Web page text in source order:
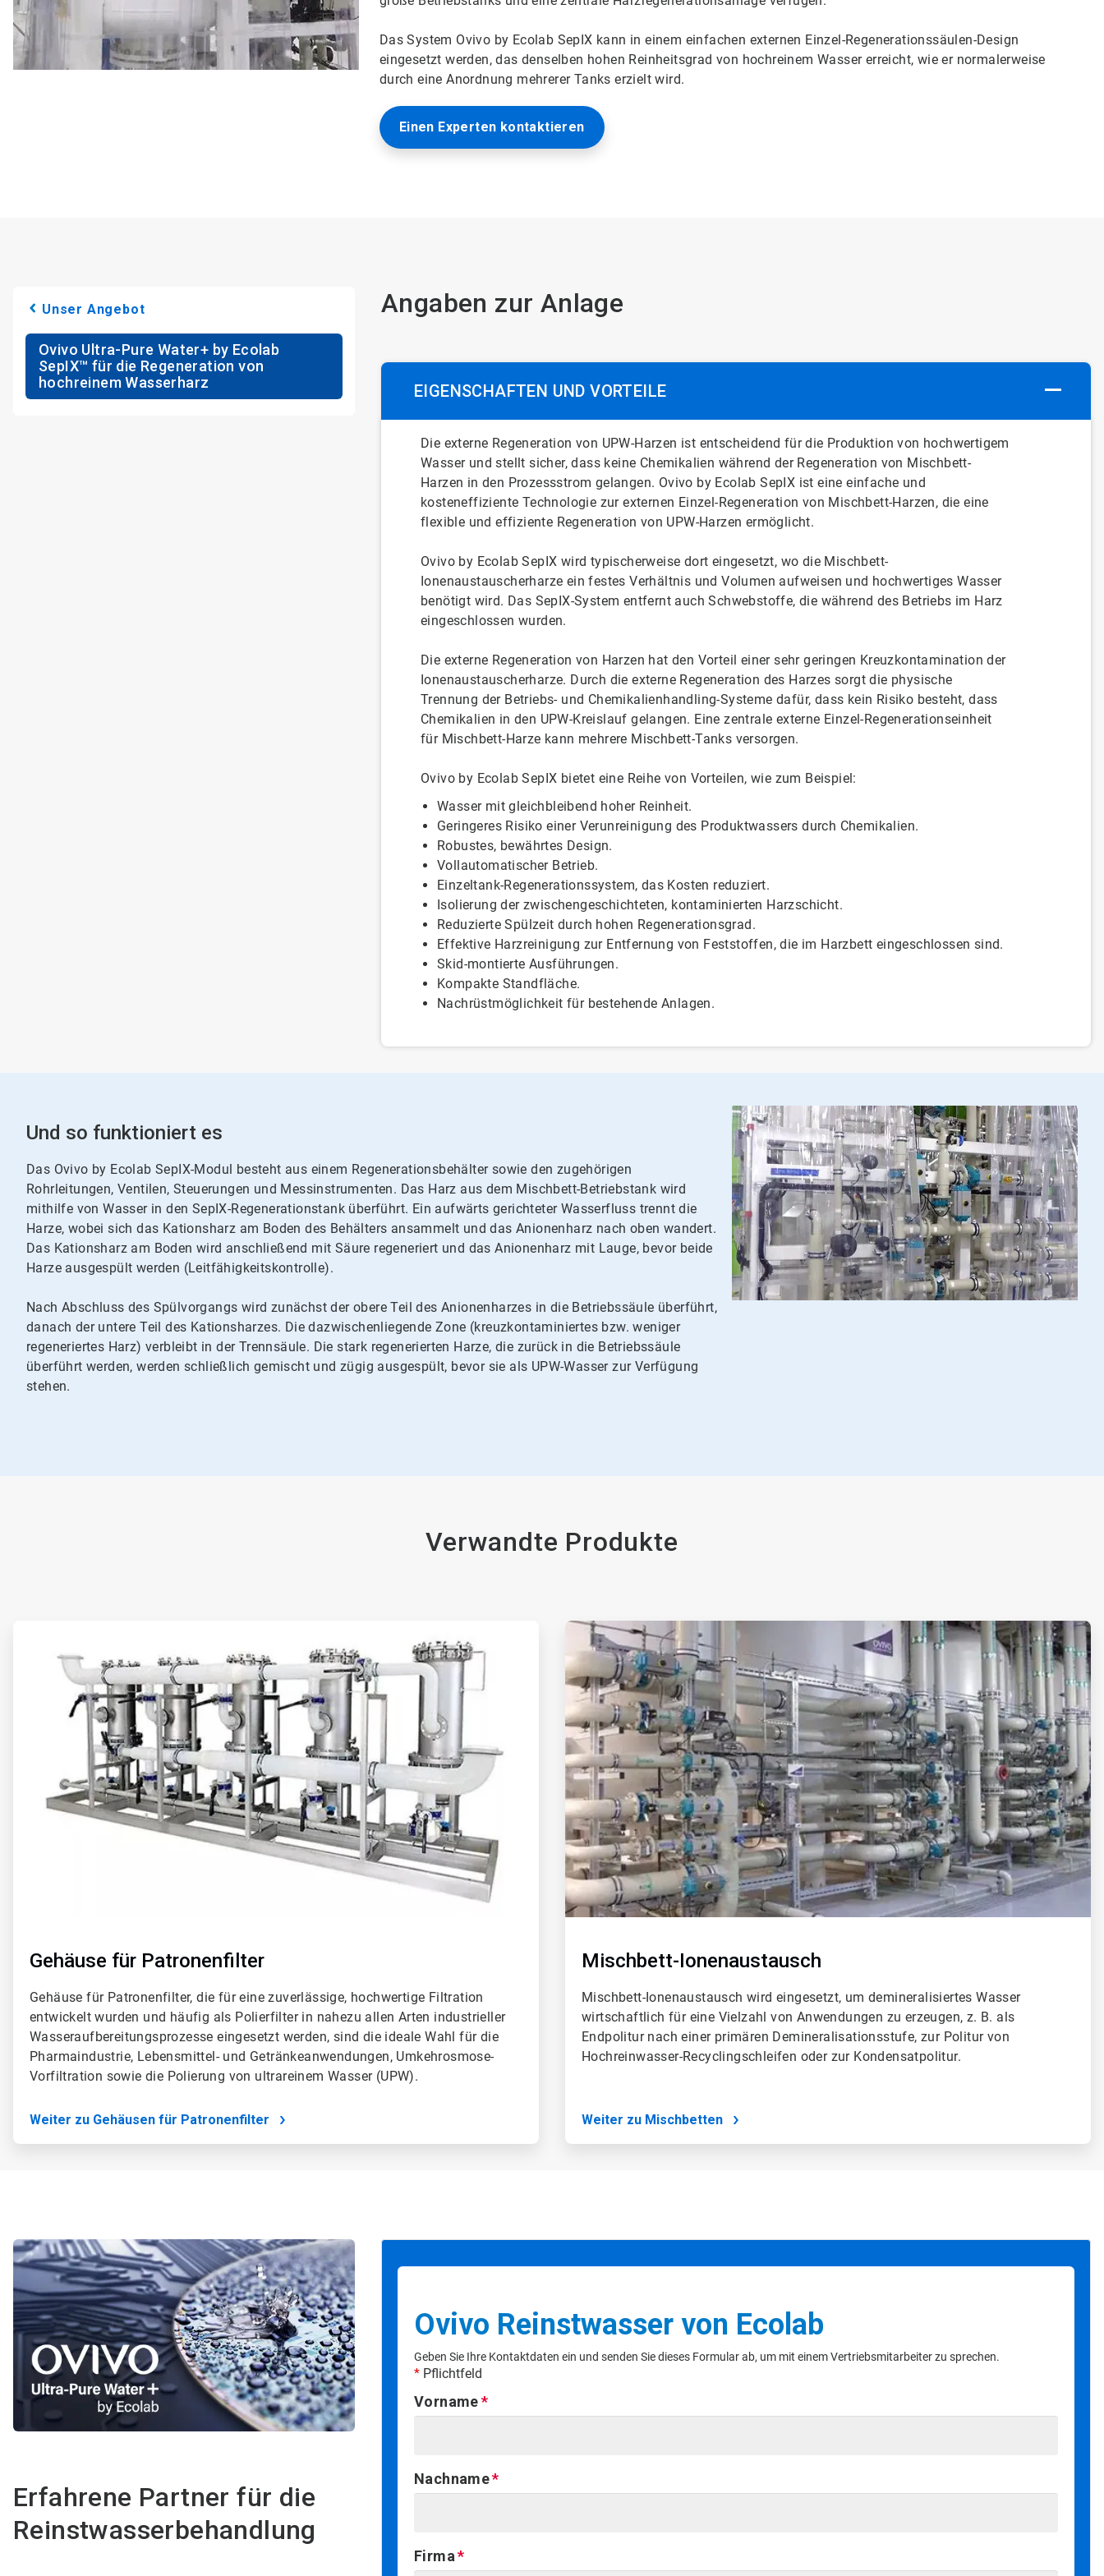
Das System Ovivo by Ecolab SepIX kann in einem einfachen externen Einzel-Regenerationssäulen-Design
eingesetzt werden, das denselben hohen Reinheitsgrad von hochreinem Wasser erreicht, wie er normalerweise
durch eine Anordnung mehrerer Tanks erzielt wird.
Einen Experten kontaktieren
Unser Angebot
Ovivo Ultra-Pure Water+ by Ecolab
SepIX™ für die Regeneration von
hochreinem Wasserharz
Angaben zur Anlage
EIGENSCHAFTEN UND VORTEILE
Die externe Regeneration von UPW-Harzen ist entscheidend für die Produktion von hochwertigem
Wasser und stellt sicher, dass keine Chemikalien während der Regeneration von Mischbett-
Harzen in den Prozessstrom gelangen. Ovivo by Ecolab SepIX ist eine einfache und
kosteneffiziente Technologie zur externen Einzel-Regeneration von Mischbett-Harzen, die eine
flexible und effiziente Regeneration von UPW-Harzen ermöglicht.
Ovivo by Ecolab SepIX wird typischerweise dort eingesetzt, wo die Mischbett-
Ionenaustauscherharze ein festes Verhältnis und Volumen aufweisen und hochwertiges Wasser
benötigt wird. Das SepIX-System entfernt auch Schwebstoffe, die während des Betriebs im Harz
eingeschlossen wurden.
Die externe Regeneration von Harzen hat den Vorteil einer sehr geringen Kreuzkontamination der
Ionenaustauscherharze. Durch die externe Regeneration des Harzes sorgt die physische
Trennung der Betriebs- und Chemikalienhandling-Systeme dafür, dass kein Risiko besteht, dass
Chemikalien in den UPW-Kreislauf gelangen. Eine zentrale externe Einzel-Regenerationseinheit
für Mischbett-Harze kann mehrere Mischbett-Tanks versorgen.
Ovivo by Ecolab SepIX bietet eine Reihe von Vorteilen, wie zum Beispiel:
Wasser mit gleichbleibend hoher Reinheit.
Geringeres Risiko einer Verunreinigung des Produktwassers durch Chemikalien.
Robustes, bewährtes Design.
Vollautomatischer Betrieb.
Einzeltank-Regenerationssystem, das Kosten reduziert.
Isolierung der zwischengeschichteten, kontaminierten Harzschicht.
Reduzierte Spülzeit durch hohen Regenerationsgrad.
Effektive Harzreinigung zur Entfernung von Feststoffen, die im Harzbett eingeschlossen sind.
Skid-montierte Ausführungen.
Kompakte Standfläche.
Nachrüstmöglichkeit für bestehende Anlagen.
Und so funktioniert es
Das Ovivo by Ecolab SepIX-Modul besteht aus einem Regenerationsbehälter sowie den zugehörigen
Rohrleitungen, Ventilen, Steuerungen und Messinstrumenten. Das Harz aus dem Mischbett-Betriebstank wird
mithilfe von Wasser in den SepIX-Regenerationstank überführt. Ein aufwärts gerichteter Wasserfluss trennt die
Harze, wobei sich das Kationsharz am Boden des Behälters ansammelt und das Anionenharz nach oben wandert.
Das Kationsharz am Boden wird anschließend mit Säure regeneriert und das Anionenharz mit Lauge, bevor beide
Harze ausgespült werden (Leitfähigkeitskontrolle).
Nach Abschluss des Spülvorgangs wird zunächst der obere Teil des Anionenharzes in die Betriebssäule überführt,
danach der untere Teil des Kationsharzes. Die dazwischenliegende Zone (kreuzkontaminiertes bzw. weniger
regeneriertes Harz) verbleibt in der Trennsäule. Die stark regenerierten Harze, die zurück in die Betriebssäule
überführt werden, werden schließlich gemischt und zügig ausgespült, bevor sie als UPW-Wasser zur Verfügung
stehen.
Verwandte Produkte
Gehäuse für Patronenfilter
Gehäuse für Patronenfilter, die für eine zuverlässige, hochwertige Filtration
entwickelt wurden und häufig als Polierfilter in nahezu allen Arten industrieller
Wasseraufbereitungsprozesse eingesetzt werden, sind die ideale Wahl für die
Pharmaindustrie, Lebensmittel- und Getränkeanwendungen, Umkehrosmose-
Vorfiltration sowie die Polierung von ultrareinem Wasser (UPW).
Weiter zu Gehäusen für Patronenfilter
ArticleTile
von
2
Mischbett-Ionenaustausch
Mischbett-Ionenaustausch wird eingesetzt, um demineralisiertes Wasser
wirtschaftlich für eine Vielzahl von Anwendungen zu erzeugen, z. B. als
Endpolitur nach einer primären Demineralisationsstufe, zur Politur von
Hochreinwasser-Recyclingschleifen oder zur Kondensatpolitur.
Weiter zu Mischbetten
Erfahrene Partner für die
Reinstwasserbehandlung
Ovivo Reinstwasser von Ecolab
Geben Sie Ihre Kontaktdaten ein und senden Sie dieses Formular ab, um mit einem Vertriebsmitarbeiter zu sprechen.
*Pflichtfeld
Vorname
Nachname
Firma